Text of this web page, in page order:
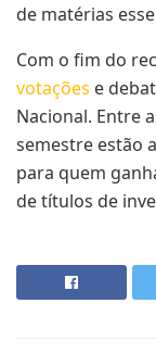
de matérias
Com o fim do
votações e
Nacional. Entre
semestre estão
para quem
de títulos de